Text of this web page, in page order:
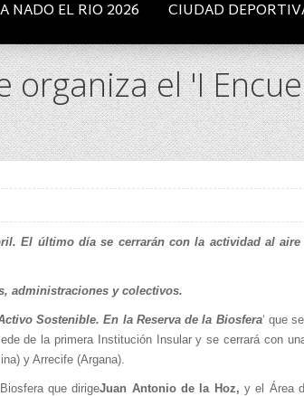
NADO EL RIO 2026 CIUDAD
organiza el 'I
El último día se cerrarán con la actividad al
administraciones y colectivos.
Sostenible. En la Reserva de la Biosfera‘ que
de la primera Institución Insular y se cerrará con
y Arrecife (Argana).
que dirigeJuan Antonio de la Hoz, y el Área